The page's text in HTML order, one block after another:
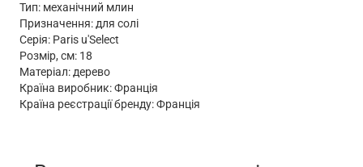
Тип: механічний млин
Призначення: для солі
Серія: Paris u'Select
Розмір, см: 18
Матеріал: дерево
Країна виробник: Франція
Країна реєстрації бренду: Франція